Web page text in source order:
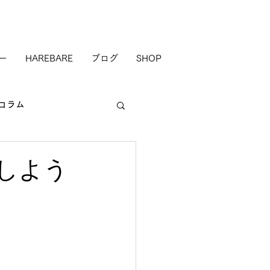
HAREBARE ブログ SHOP
ラム
よう